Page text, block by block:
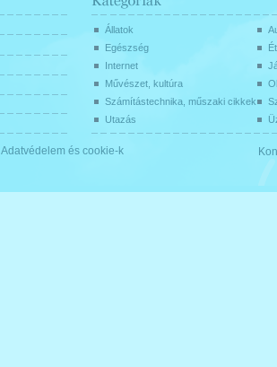
Állatok
Egészség
Internet
Művészet, kultúra
Számítástechnika, műszaki cikkek
Utazás
Adatvédelem és cookie-k